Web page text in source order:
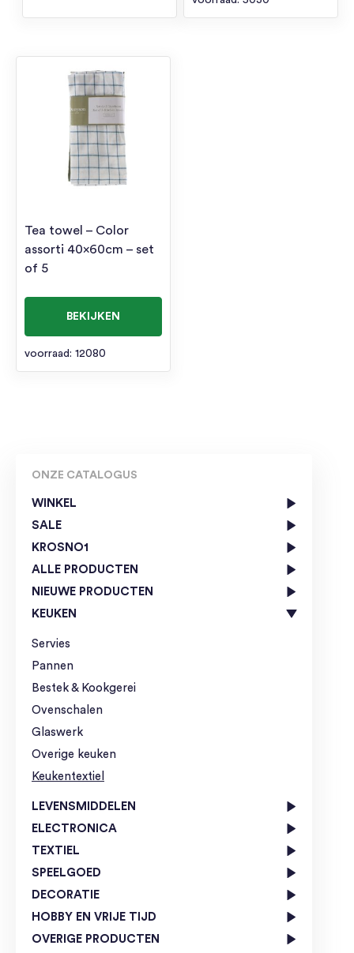
ONZE CATALOGUS
WINKEL
SALE
KROSNO1
ALLE PRODUCTEN
NIEUWE PRODUCTEN
KEUKEN
Servies
Pannen
Bestek & Kookgerei
Ovenschalen
Glaswerk
Overige keuken
Keukentextiel
LEVENSMIDDELEN
ELECTRONICA
TEXTIEL
SPEELGOED
DECORATIE
HOBBY EN VRIJE TIJD
OVERIGE PRODUCTEN
Tea towel – Color
assorti 40x60cm – set
of 5
BEKIJKEN
voorraad: 12080